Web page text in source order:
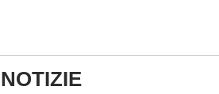
NOTIZIE